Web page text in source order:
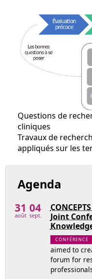
Questions de
cliniques
Travaux de
appliqués sur les
Agenda
31
août
04
sept.
Joint
CONFÉRENCE
aimed to
forum for